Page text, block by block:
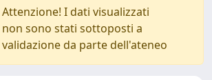
Attenzione! I dati visualizzati
non sono stati sottoposti a
validazione da parte dell'ateneo